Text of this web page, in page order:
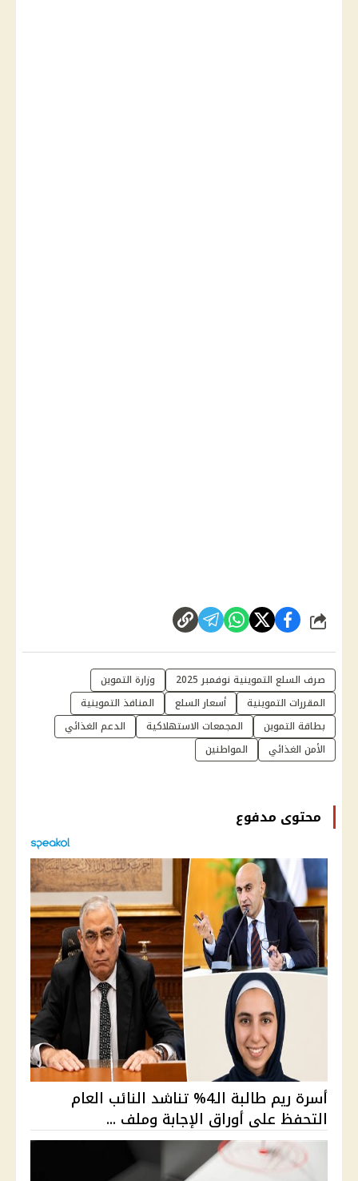
شارك
صرف السلع التموينية نوفمبر 2025
وزارة التموين
المقررات التموينية
أسعار السلع
المنافذ التموينية
بطاقة التموين
المجمعات الاستهلاكية
الدعم الغذائي
الأمن الغذائي
المواطنين
محتوى مدفوع
أسرة ريم طالبة الـ4% تناشد النائب العام
التحفظ على أوراق الإجابة وملف ...